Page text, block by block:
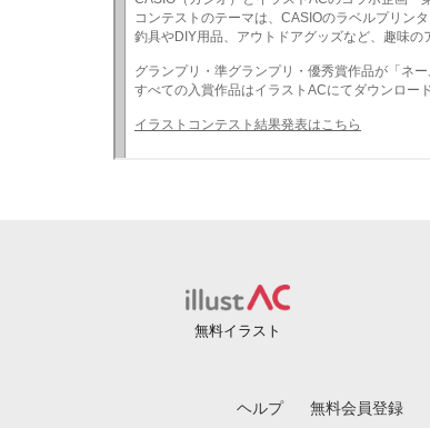
無料イラスト
ヘルプ 無料会員登録